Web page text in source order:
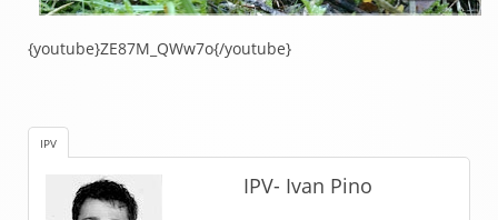
{youtube}ZE87M_QWw7o{/youtube}
IPV
IPV- Ivan Pino